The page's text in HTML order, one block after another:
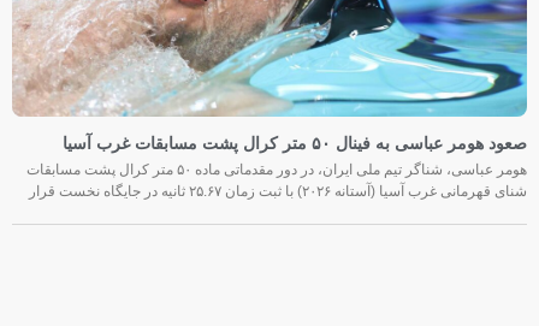
صعود هومر عباسی به فینال ۵۰ متر کرال پشت مسابقات غرب آسیا
هومر عباسی، شناگر تیم ملی ایران، در دور مقدماتی ماده ۵۰ متر کرال پشت مسابقات
شنای قهرمانی غرب آسیا (آستانه ۲۰۲۶) با ثبت زمان ۲۵.۶۷ ثانیه در جایگاه نخست قرار